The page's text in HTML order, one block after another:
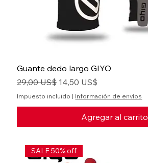
Guante dedo largo GIYO
Precio
29,00 US$ Precio de oferta
14,50 US$
Impuesto incluido | Información de envíos
Agregar al carrito
SALE 50% off